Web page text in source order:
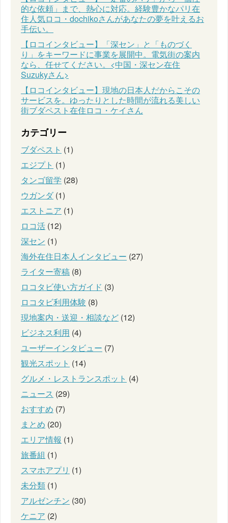
的な依頼」まで、熱心に対応。経験豊かなパリ在
住人気ロコ・dochikoさんがあなたの夢を叶えるお
手伝い。
【ロコインタビュー】「深セン」と「ものづく
り」をキーワードに事業を展開中。電気街の案内
なら、任せてください。<中国・深セン在住
Suzukyさん>
【ロコインタビュー】現地の日本人だからこその
サービスを。ゆったりとした時間が流れる美しい
街ブダペスト在住ロコ・ケイさん
カテゴリー
ブダペスト (1)
エジプト (1)
タンゴ留学 (28)
ウガンダ(1)
エストニア (1)
ロコ活 (12)
深セン (1)
海外在住日本人インタビュー (27)
ライター寄稿 (8)
ロコタビ使い方ガイド (3)
ロコタビ利用体験 (8)
現地案内・送迎・相談など (12)
ビジネス利用 (4)
ユーザーインタビュー (7)
観光スポット (14)
グルメ・レストランスポット (4)
ニュース (29)
おすすめ (7)
まとめ (20)
エリア情報 (1)
旅番組 (1)
スマホアプリ (1)
未分類 (1)
アルゼンチン (30)
ケニア (2)